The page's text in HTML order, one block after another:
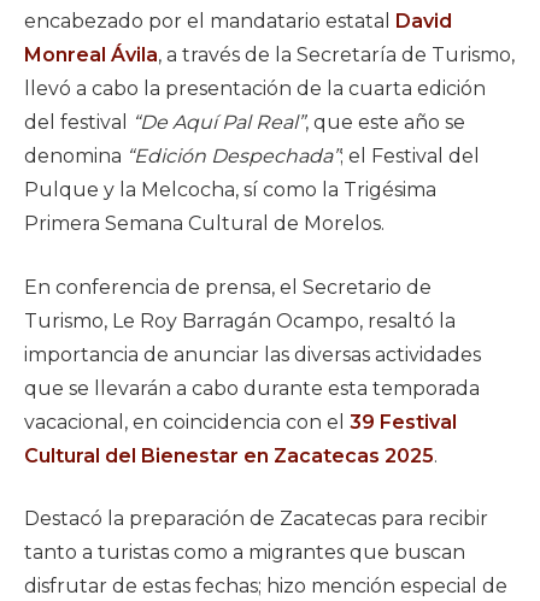
encabezado por el mandatario estatal David
Monreal Ávila, a través de la Secretaría de Turismo,
llevó a cabo la presentación de la cuarta edición
del festival
“De Aquí Pal Real”, que este año se
denomina “Edición Despechada”; el Festival del
Pulque y la Melcocha, sí como la Trigésima
Primera Semana Cultural de Morelos.
En conferencia de prensa, el Secretario de
Turismo, Le Roy Barragán Ocampo, resaltó la
importancia de anunciar las diversas actividades
que se llevarán a cabo durante esta temporada
vacacional, en coincidencia con el 39 Festival
Cultural del Bienestar en Zacatecas 2025.
Destacó la preparación de Zacatecas para recibir
tanto a turistas como a migrantes que buscan
disfrutar de estas fechas; hizo mención especial de